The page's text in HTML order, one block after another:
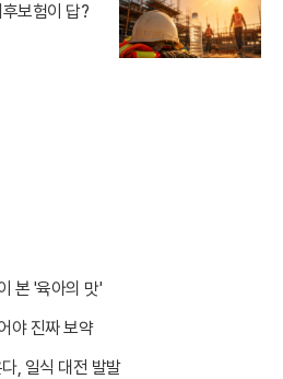
보험이 답?
본 '육아의 맛'
야 진짜 보약
, 일식 대전 발발